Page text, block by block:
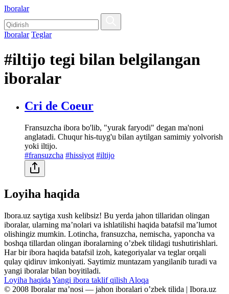
Iboralar
Iboralar Teglar
#iltijo tegi bilan belgilangan
iboralar
Cri de Coeur
Fransuzcha ibora bo'lib, "yurak faryodi" degan ma'noni
anglatadi. Chuqur his-tuyg'u bilan aytilgan samimiy yolvorish
yoki iltijo.
#fransuzcha #hissiyot #iltijo
Loyiha haqida
Ibora.uz saytiga xush kelibsiz! Bu yerda jahon tillaridan olingan
iboralar, ularning maʼnolari va ishlatilishi haqida batafsil maʼlumot
olishingiz mumkin. Lotincha, fransuzcha, nemischa, yaponcha va
boshqa tillardan olingan iboralarning oʼzbek tilidagi tushutirishlari.
Har bir ibora haqida batafsil izoh, kategoriyalar va teglar orqali
qulay qidiruv imkoniyati. Saytimiz muntazam yangilanib turadi va
yangi iboralar bilan boyitiladi.
Loyiha haqida Yangi ibora taklif qilish Aloqa
© 2008 Iboralar maʼnosi — jahon iboralari oʼzbek tilida | Ibora.uz